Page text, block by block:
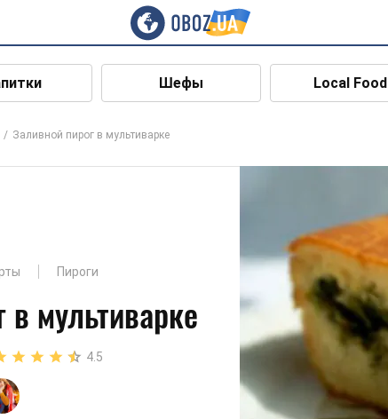
Шефы Local Food
Заливной пирог в мультиварке
Пироги
мультиварке
4.5